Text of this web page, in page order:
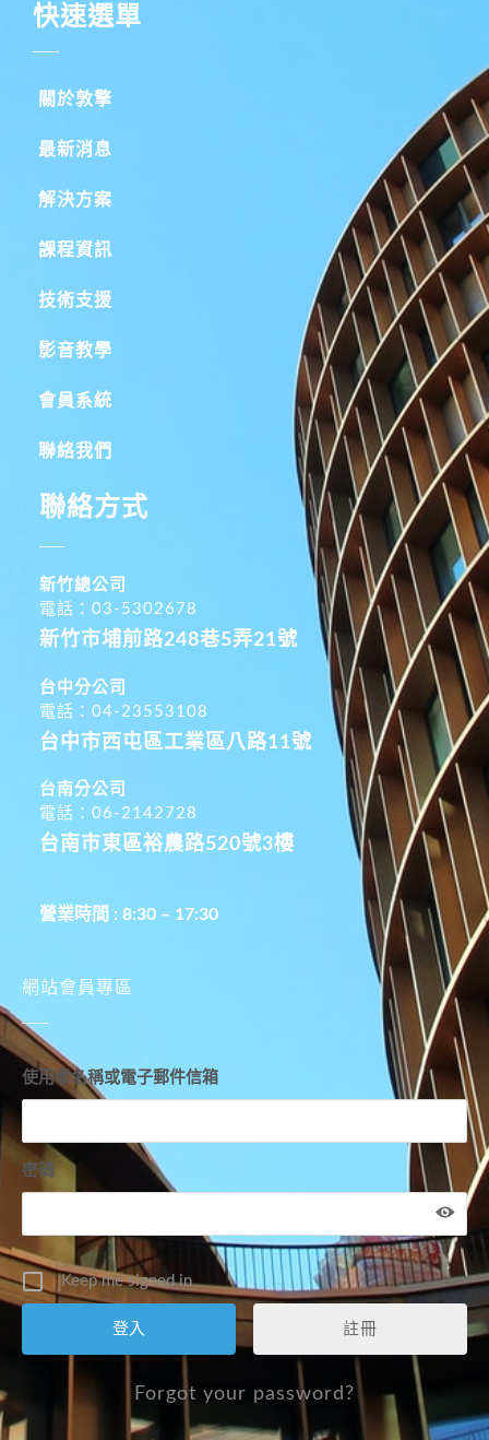
快速選單
關於敦擎
最新消息
解決方案
課程資訊
技術支援
影音教學
會員系統
聯絡我們
聯絡方式
新竹總公司
電話：03-5302678
新竹市埔前路248巷5弄21號
台中分公司
電話：04-23553108
台中市西屯區工業區八路11號
台南分公司
電話：06-2142728
台南市東區裕農路520號3樓
營業時間 : 8:30 – 17:30
網站會員專區
使用者名稱或電子郵件信箱
密碼
Keep me signed in
註冊
Forgot your password?